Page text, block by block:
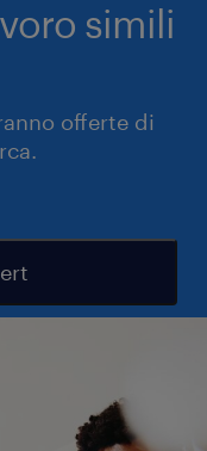
simili
offerte di